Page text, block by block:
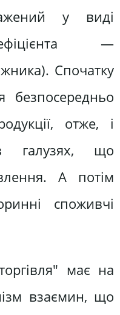
у виді
—
Спочатку
безпосередньо
отже, і
галузях, що
А потім
споживчі
має на
взаємин, що